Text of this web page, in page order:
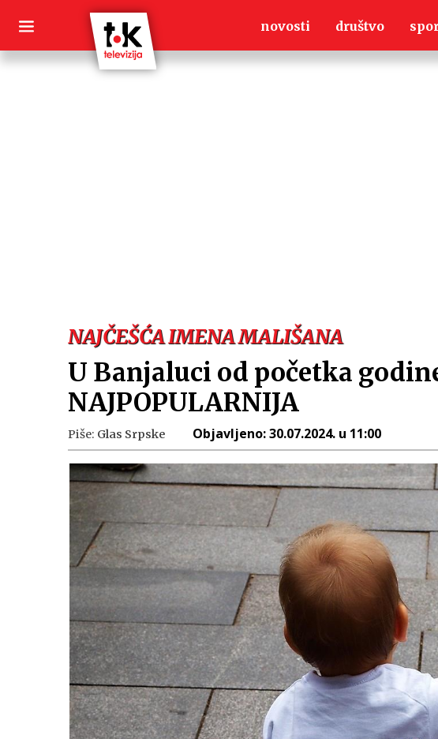
content
novosti društvo
NAJČEŠĆA IMENA MALIŠANA
U Banjaluci od početka
NAJPOPULARNIJA
Piše: Glas Srpske Objavljeno:30.07.2024. u 11:00